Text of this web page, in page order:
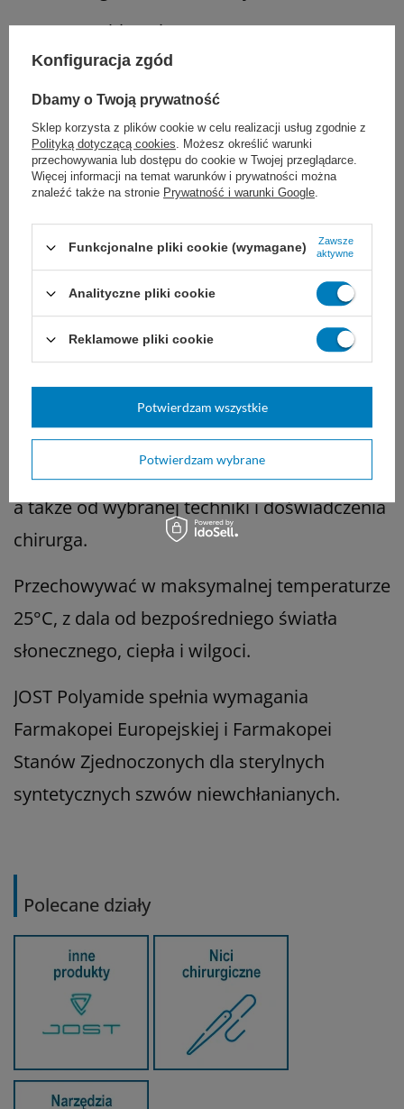
neurochirurgia
chirurgia okulistyczna
Uwaga:Nici JOST Silk nie wchłaniają się, ale
włókna białkowe ulegają stopniowej
degradacji wraz z postępującą utratą
wytrzymałości na rozciąganie. Z tego względu
nie powinny być stosowane tam, gdzie
potrzebne jest trwałe zbliżenie tkanki. Nie
należy stosować również u pacjentów
uczulonych na niektóre składniki szwu.
Dobór nici JOST zależy od ogólnego stanu
pacjenta, wielkości uszkodzonej tkanki i rany,
a także od wybranej techniki i doświadczenia
chirurga.
Przechowywać w maksymalnej temperaturze
25°C, z dala od bezpośredniego światła
słonecznego, ciepła i wilgoci.
JOST Polyamide spełnia wymagania
Farmakopei Europejskiej i Farmakopei
Stanów Zjednoczonych dla sterylnych
syntetycznych szwów niewchłanianych.
Polecane działy
Konfiguracja zgód
Dbamy o Twoją prywatność
Sklep korzysta z plików cookie w celu realizacji usług zgodnie z
Polityką dotyczącą cookies. Możesz określić warunki
przechowywania lub dostępu do cookie w Twojej przeglądarce.
Więcej informacji na temat warunków i prywatności można
znaleźć także na stronie Prywatność i warunki Google.
Funkcjonalne pliki cookie (wymagane)
Zawsze
aktywne
Analityczne pliki cookie
Reklamowe pliki cookie
Potwierdzam wybrane
Potwierdzam wszystkie